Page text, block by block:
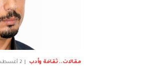
مقالات.. ثقافة وأدب 2 أغسطس 2026